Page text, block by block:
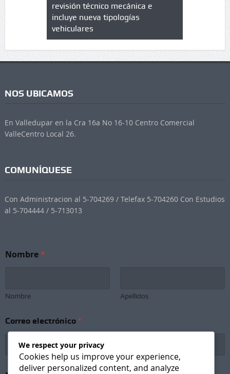
en
revisión técnico mecánica e
incluye nueva tipologías
vehiculares
NOS UBICAMOS
En Valledupar en la Cra 16a No 16-10 Centro Comercial
ValleCentro Local 26.
COMUNÍQUESE
Con Administracion al 5-704269 / Telefax 5-704260 Con Estudios
al 5-704444 / 5-713013
Nombre*
Nombre Apellidos
Correo electrónico *
We respect your privacy
Cookies help us improve your experience,
deliver personalized content, and analyze